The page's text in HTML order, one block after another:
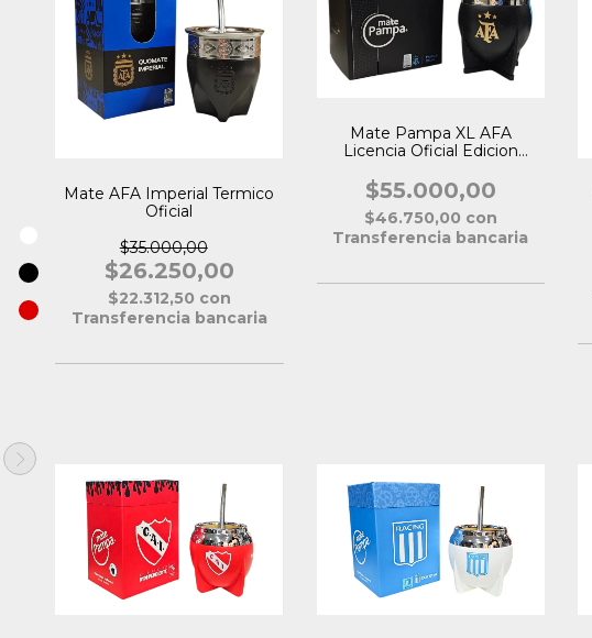
Mate AFA Imperial Termico
Oficial
$35.000,00
$26.250,00
$22.312,50 con
Transferencia bancaria
Mate Pampa XL AFA
Licencia Oficial Edicion
$55.000,00
$46.750,00 con
Transferencia bancaria